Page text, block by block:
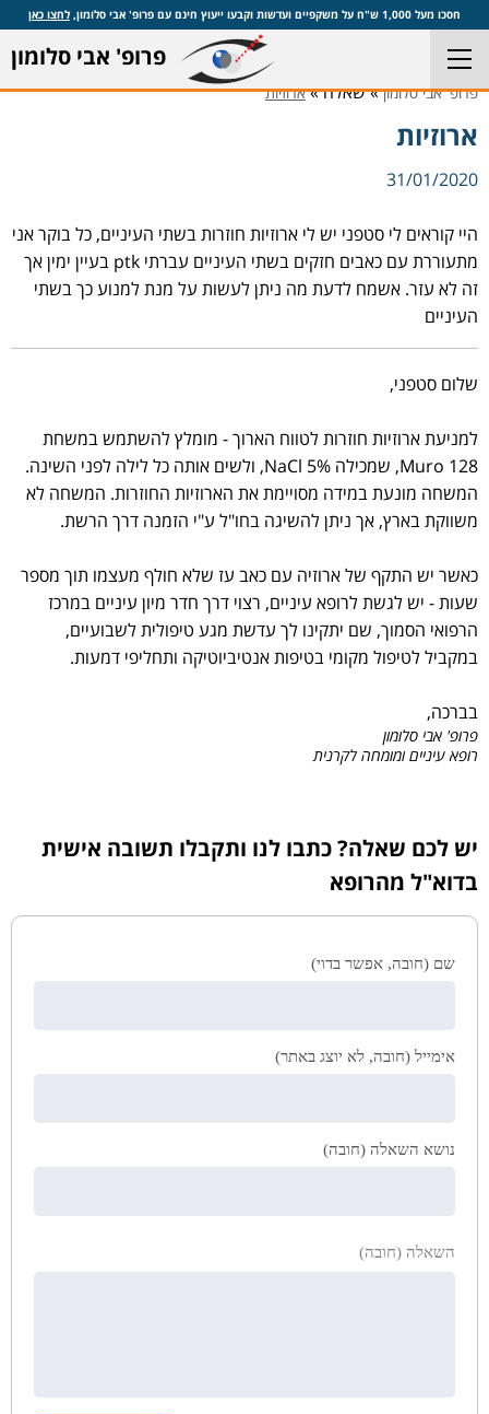
חסכו מעל 1,000 ש"ח על משקפיים ועדשות וקבעו ייעוץ חינם עם פרופ' אבי סלומון, לחצו כאן
פרופ' אבי סלומון
פרופ' אבי סלומון» שאלה »ארוזיות
ארוזיות
31/01/2020
היי קוראים לי סטפני יש לי ארוזיות חוזרות בשתי העיניים, כל בוקר אני
מתעוררת עם כאבים חזקים בשתי העיניים עברתי ptk בעיין ימין אך
זה לא עזר. אשמח לדעת מה ניתן לעשות על מנת למנוע כך בשתי
העיניים
שלום סטפני,
למניעת ארוזיות חוזרות לטווח הארוך - מומלץ להשתמש במשחת
Muro 128, שמכילה NaCl 5%, ולשים אותה כל לילה לפני השינה.
המשחה מונעת במידה מסויימת את הארוזיות החוזרות. המשחה לא
משווקת בארץ, אך ניתן להשיגה בחו"ל ע"י הזמנה דרך הרשת.
כאשר יש התקף של ארוזיה עם כאב עז שלא חולף מעצמו תוך מספר
שעות - יש לגשת לרופא עיניים, רצוי דרך חדר מיון עיניים במרכז
הרפואי הסמוך, שם יתקינו לך עדשת מגע טיפולית לשבועיים,
במקביל לטיפול מקומי בטיפות אנטיביוטיקה ותחליפי דמעות.
בברכה,
פרופ' אבי סלומון
רופא עיניים ומומחה לקרנית
יש לכם שאלה? כתבו לנו ותקבלו תשובה אישית
בדוא"ל מהרופא
שם (חובה, אפשר בדוי)
אימייל (חובה, לא יוצג באתר)
נושא השאלה (חובה)
השאלה (חובה)